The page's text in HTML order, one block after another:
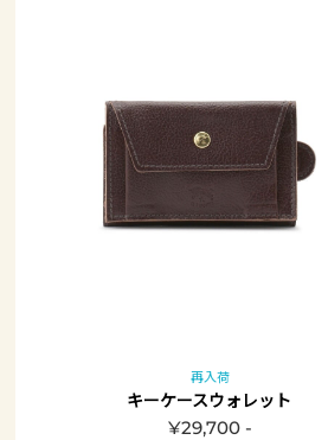
再入荷
キーケースウォレット
¥29,700 -